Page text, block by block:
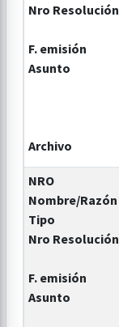
Nro Resolución
F. emisión
Asunto
Archivo
NRO
Nombre/Razón
Tipo
Nro Resolución
F. emisión
Asunto